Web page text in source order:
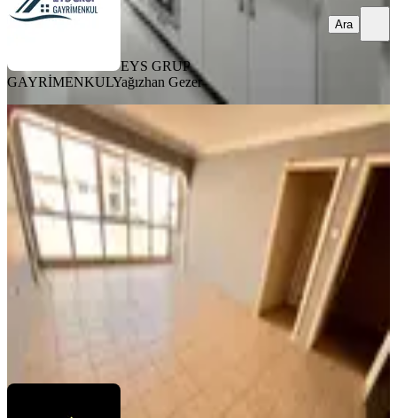
EYS GRUP
GAYRİMENKULYağızhan Gezer
Ara
YENİ
Üçyol Metro Yakını 2+1 90m2 Arakat
Ferah Daire
Konak, Piri Reis Mahallesi
2+1· 95 m² 07.08.2026
3.150.000 ₺